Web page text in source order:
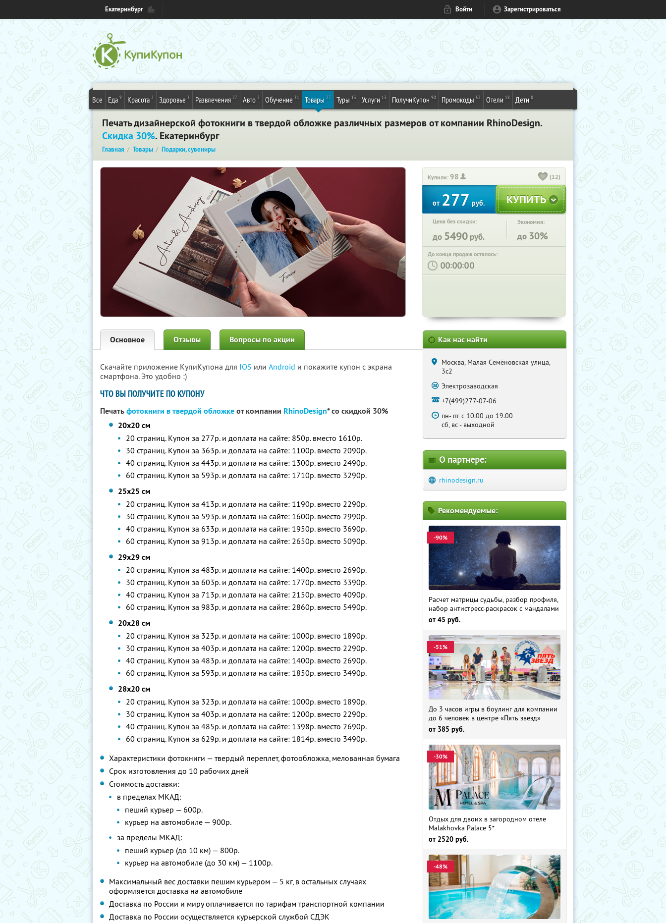
Екатеринбург Войти Зарегистрироваться
Все Еда 9 Красота 2 Здоровье 3 Развлечения 27 Авто 2 Обучение 31 Товары 27 Туры 13 Услуги 13 ПолучиКупон 90 Промокоды 52 Отели 18 Дети 8
Печать дизайнерской фотокниги в твердой обложке различных размеров от компании RhinoDesign.
Скидка 30%. Екатеринбург
Главная Товары Подарки, сувениры
Купили:98 (12)
от277руб.
Цена без скидки:
до 5490 руб.
Экономия:
до 30%
До конца продаж осталось:
: :
Основное Отзывы Вопросы по акции
Скачайте приложение КупиКупона для IOS или Android и покажите купон с экрана
смартфона. Это удобно :)
ЧТО ВЫ ПОЛУЧИТЕ ПО КУПОНУ
Печатьфотокниги в твердой обложкеот компании RhinoDesign* со скидкой 30%
20х20 см
20 страниц. Купон за 277р. и доплата на сайте: 850р. вместо 1610р.
30 страниц. Купон за 363р. и доплата на сайте: 1100р. вместо 2090р.
40 страниц. Купон за 443р. и доплата на сайте: 1300р. вместо 2490р.
60 страниц. Купон за 593р. и доплата на сайте: 1710р. вместо 3290р.
25х25 см
20 страниц. Купон за 413р. и доплата на сайте: 1190р. вместо 2290р.
30 страниц. Купон за 593р. и доплата на сайте: 1600р. вместо 2990р.
40 страниц. Купон за 633р. и доплата на сайте: 1950р. вместо 3690р.
60 страниц. Купон за 913р. и доплата на сайте: 2650р. вместо 5090р.
29х29 см
20 страниц. Купон за 483р. и доплата на сайте: 1400р. вместо 2690р.
30 страниц. Купон за 603р. и доплата на сайте: 1770р. вместо 3390р.
40 страниц. Купон за 713р. и доплата на сайте: 2150р. вместо 4090р.
60 страниц. Купон за 983р. и доплата на сайте: 2860р. вместо 5490р.
20х28 см
20 страниц. Купон за 323р. и доплата на сайте: 1000р. вместо 1890р.
30 страниц. Купон за 403р. и доплата на сайте: 1200р. вместо 2290р.
40 страниц. Купон за 483р. и доплата на сайте: 1400р. вместо 2690р.
60 страниц. Купон за 593р. и доплата на сайте: 1850р. вместо 3490р.
28х20 см
20 страниц. Купон за 323р. и доплата на сайте: 1000р. вместо 1890р.
30 страниц. Купон за 403р. и доплата на сайте: 1200р. вместо 2290р.
40 страниц. Купон за 485р. и доплата на сайте: 1398р. вместо 2690р.
60 страниц. Купон за 629р. и доплата на сайте: 1814р. вместо 3490р.
Характеристики фотокниги — твердый переплет, фотообложка, мелованная бумага
Срок изготовления до 10 рабочих дней
Стоимость доставки:
в пределах МКАД:
пеший курьер — 600р.
курьер на автомобиле — 900р.
за пределы МКАД:
пеший курьер (до 10 км) — 800р.
курьер на автомобиле (до 30 км) — 1100р.
Максимальный вес доставки пешим курьером — 5 кг, в остальных случаях
оформляется доставка на автомобиле
Доставка по России и миру оплачивается по тарифам транспортной компании
Доставка по России осуществляется курьерской службой СДЭК
Как нас найти
Москва, Малая Семёновская улица,
3с2
Электрозаводская
+7(499)277-07-06
пн- пт с 10.00 до 19.00
сб, вс - выходной
О партнере:
rhinodesign.ru
Рекомендуемые:
-90%
Расчет матрицы судьбы, разбор профиля,
набор антистресс-раскрасок с мандалами
от 45 руб.
-51%
До 3 часов игры в боулинг для компании
до 6 человек в центре «Пять звезд»
от 385 руб.
-30%
Отдых для двоих в загородном отеле
Malakhovka Palace 5*
от 2520 руб.
-48%